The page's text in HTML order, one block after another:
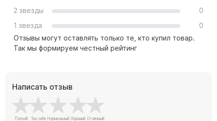
Скульптуры "Ангел" литиевые
Барельефы
Кресты
Голуби
2 звезды
0
1 звезда
0
Отзывы могут оставлять только те, кто купил товар.
Так мы формируем честный рейтинг
Написать отзыв